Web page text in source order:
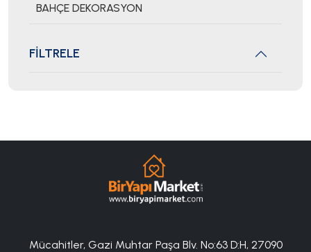
BAHÇE DEKORASYON
FİLTRELE
Mücahitler, Gazi Muhtar Paşa Blv. No:63 D:H, 27090